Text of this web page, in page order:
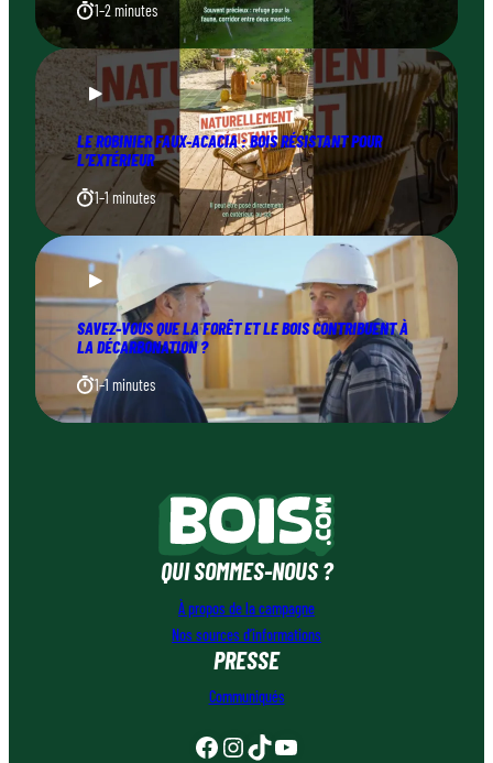
1–2 minutes
LE ROBINIER FAUX-ACACIA : BOIS RÉSISTANT POUR
L’EXTÉRIEUR
1–1 minutes
SAVEZ-VOUS QUE LA FORÊT ET LE BOIS CONTRIBUENT À
LA DÉCARBONATION ?
1–1 minutes
QUI SOMMES-NOUS ?
À propos de la campagne
Nos sources d’informations
PRESSE
Communiqués
Facebook
Instagram
TikTokYouTube